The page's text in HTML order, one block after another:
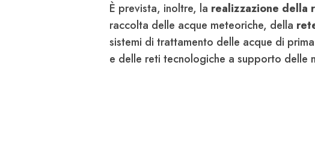
È prevista, inoltre, la realizzazione della
raccolta delle acque meteoriche, della
sistemi di trattamento delle acque di
e delle reti tecnologiche a supporto delle